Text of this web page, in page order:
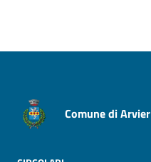
Comune di Arvier